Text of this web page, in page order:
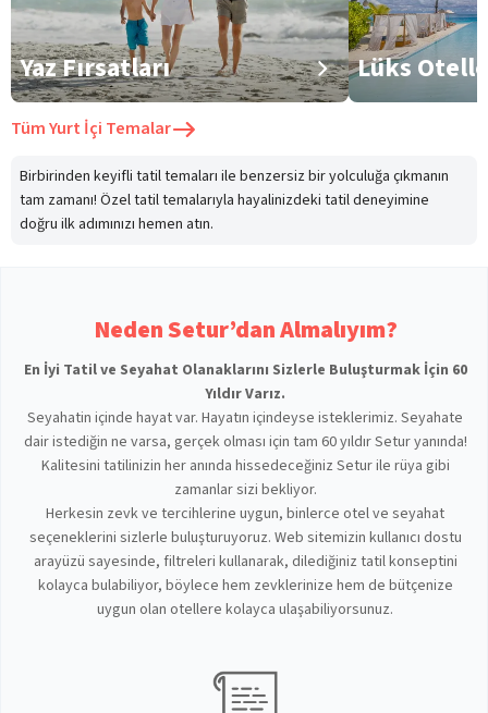
Yaz Fırsatları Lüks
TümYurt İçi Temalar
Birbirinden keyifli tatil temaları ile benzersiz bir yolculuğa çıkmanın
tam zamanı! Özel tatil temalarıyla hayalinizdeki tatil deneyimine
doğru ilk adımınızı hemen atın.
Neden Setur’dan Almalıyım?
En İyi Tatil ve Seyahat Olanaklarını Sizlerle Buluşturmak İçin 60
Yıldır Varız.
Seyahatin içinde hayat var. Hayatın içindeyse isteklerimiz. Seyahate
dair istediğin ne varsa, gerçek olması için tam 60 yıldır Setur yanında!
Kalitesini tatilinizin her anında hissedeceğiniz Setur ile rüya gibi
zamanlar sizi bekliyor.
Herkesin zevk ve tercihlerine uygun, binlerce otel ve seyahat
seçeneklerini sizlerle buluşturuyoruz. Web sitemizin kullanıcı dostu
arayüzü sayesinde, filtreleri kullanarak, dilediğiniz tatil konseptini
kolayca bulabiliyor, böylece hem zevklerinize hem de bütçenize
uygun olan otellere kolayca ulaşabiliyorsunuz.